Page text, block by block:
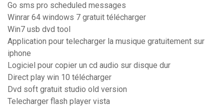
Go sms pro scheduled messages
Winrar 64 windows 7 gratuit télécharger
Win7 usb dvd tool
Application pour telecharger la musique gratuitement sur
iphone
Logiciel pour copier un cd audio sur disque dur
Direct play win 10 télécharger
Dvd soft gratuit studio old version
Telecharger flash player vista